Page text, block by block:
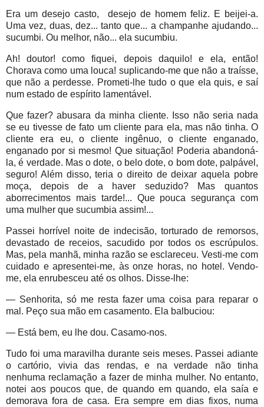
Era um desejo casto, desejo de homem feliz. E beijei-a.
Uma vez, duas, dez... tanto que... a champanhe ajudando...
sucumbi. Ou melhor, não... ela sucumbiu.
Ah! doutor! como fiquei, depois daquilo! e ela, então!
Chorava como uma louca! suplicando-me que não a traísse,
que não a perdesse. Prometi-lhe tudo o que ela quis, e saí
num estado de espírito lamentável.
Que fazer? abusara da minha cliente. Isso não seria nada
se eu tivesse de fato um cliente para ela, mas não tinha. O
cliente era eu, o cliente ingênuo, o cliente enganado,
enganado por si mesmo! Que situação! Poderia abandoná-
la, é verdade. Mas o dote, o belo dote, o bom dote, palpável,
seguro! Além disso, teria o direito de deixar aquela pobre
moça, depois de a haver seduzido? Mas quantos
aborrecimentos mais tarde!... Que pouca segurança com
uma mulher que sucumbia assim!...
Passei horrível noite de indecisão, torturado de remorsos,
devastado de receios, sacudido por todos os escrúpulos.
Mas, pela manhã, minha razão se esclareceu. Vesti-me com
cuidado e apresentei-me, às onze horas, no hotel. Vendo-
me, ela enrubesceu até os olhos. Disse-lhe:
— Senhorita, só me resta fazer uma coisa para reparar o
mal. Peço sua mão em casamento. Ela balbuciou:
— Está bem, eu lhe dou. Casamo-nos.
Tudo foi uma maravilha durante seis meses. Passei adiante
o cartório, vivia das rendas, e na verdade não tinha
nenhuma reclamação a fazer de minha mulher. No entanto,
notei aos poucos que, de quando em quando, ela saía e
demorava fora de casa. Era sempre em dias fixos, numa